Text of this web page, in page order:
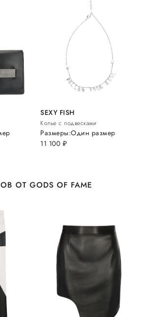
SEXY FISH
Колье с подвесками
11 100 руб.
Размеры:Один размер
ОТ GODS OF FAME